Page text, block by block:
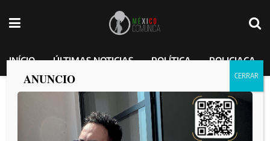
INÍCIO ÚLTIMAS NOTICIAS POLÍTICA POLICIACA
Estados Unidos expulsa al embajador de
Sudáfrica por “odiar” a Donald Trump.
ANUNCIO